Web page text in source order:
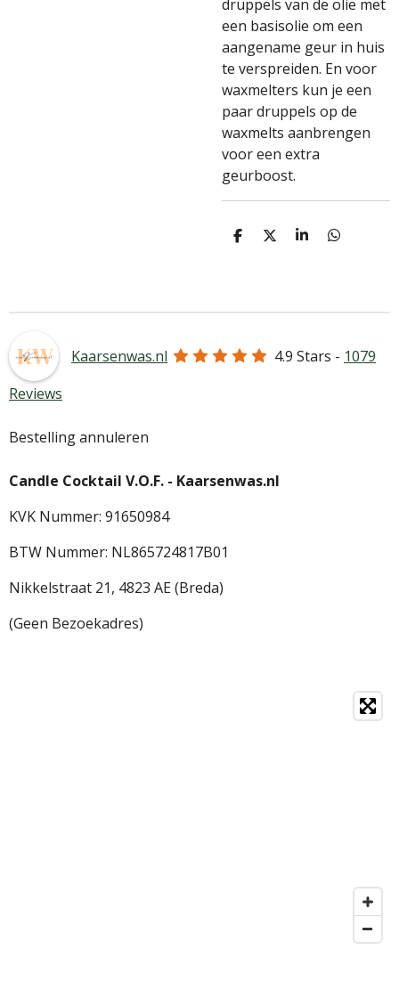
druppels van de olie met
een basisolie om een
aangename geur in huis
te verspreiden. En voor
waxmelters kun je een
paar druppels op de
waxmelts aanbrengen
voor een extra
geurboost.
D
D
S
D
Kaarsenwas.nl 4.9 Stars - 1079
Reviews
Bestelling annuleren
Candle Cocktail V.O.F. - Kaarsenwas.nl
KVK Nummer: 91650984
BTW Nummer: NL865724817B01
Nikkelstraat 21, 4823 AE (Breda)
(Geen Bezoekadres)